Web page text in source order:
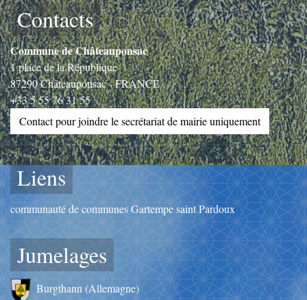
Contacts
Commune de Châteauponsac
1 place de la République
87290 Châteauponsac - FRANCE
+33 5 55 76 31 55
Contact pour joindre le secrétariat de mairie uniquement
Liens
communauté de communes Gartempe saint Pardoux
Jumelages
Burgthann (Allemagne)